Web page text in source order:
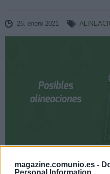
magazine.comunio.es -
Personal Information
26. enero 2021
La jornada 21 de LaLiga
¿Quién jugará en el